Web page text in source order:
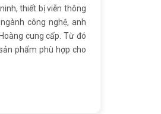
thiết bị viễn thông
công nghệ, anh
cung cấp. Từ đó
phẩm phù hợp cho